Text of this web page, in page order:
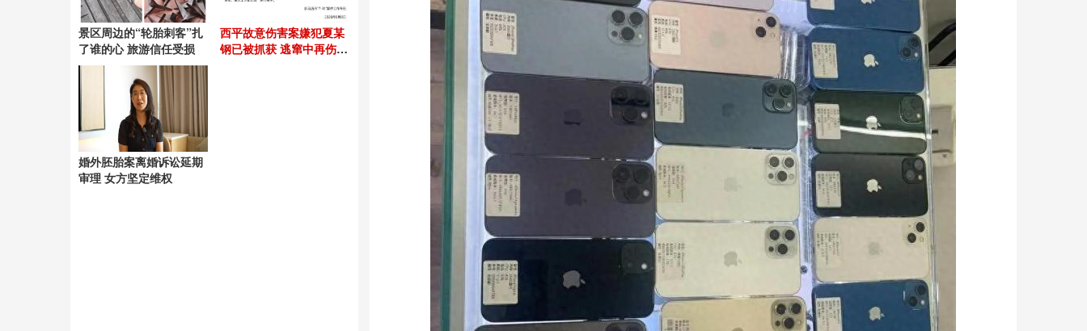
景区周边的“轮胎刺客”扎
了谁的心 旅游信任受损
西平故意伤害案嫌犯夏某
钢已被抓获 逃窜中再伤无
婚外胚胎案离婚诉讼延期
审理 女方坚定维权